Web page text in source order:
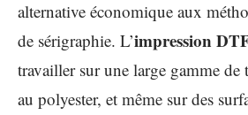
alternative économique aux
de sérigraphie. L’impression
travailler sur une large gamme de
au polyester, et même sur des